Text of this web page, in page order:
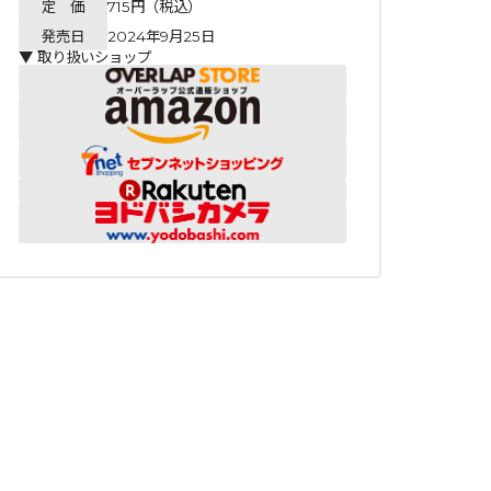
定 価
715円（税込）
発売日
2024年9月25日
▼ 取り扱いショップ